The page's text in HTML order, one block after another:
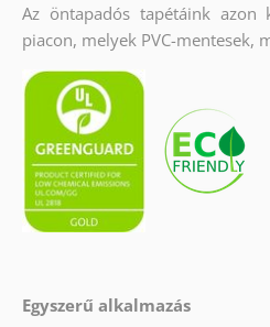
Az öntapadós tapétáink azon
piacon, melyek PVC-mentesek,
Egyszerű alkalmazás